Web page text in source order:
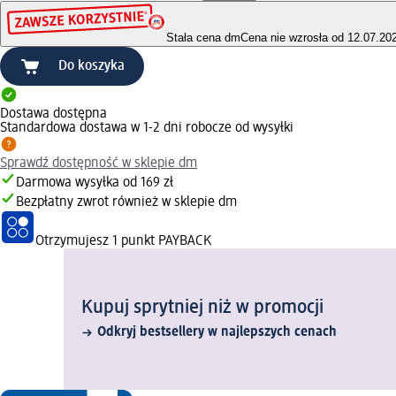
Stała cena dmCena nie wzrosła od
Do koszyka
Dostawa dostępna
Standardowa dostawa w 1-2 dni robocze od wysyłki
Sprawdź dostępność w sklepie dm
Darmowa wysyłka od 169 zł
Bezpłatny zwrot również w sklepie dm
Otrzymujesz 1 punkt PAYBACK
Kupuj sprytniej niż w promocji
Odkryj bestsellery w najlepszych cenach